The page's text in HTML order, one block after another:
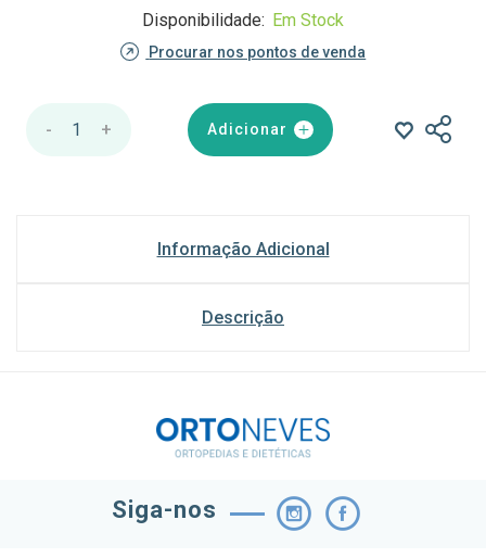
Disponibilidade: Em Stock
Procurar nos pontos de venda
- 1 + Adicionar
Informação Adicional
Descrição
Siga-nos